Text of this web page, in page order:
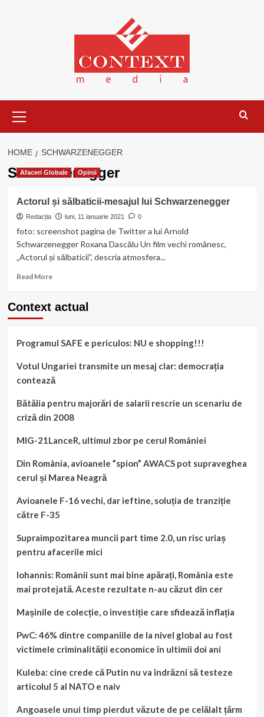
Menu
HOME SCHWARZENEGGER
Schwarzenegger
Afaceri Globale Opinii
Actorul și sălbaticii-mesajul lui Schwarzenegger
Redacția luni, 11 ianuarie 2021 0
foto: screenshot pagina de Twitter a lui Arnold
Schwarzenegger Roxana Dascălu Un film vechi românesc,
„Actorul și sălbaticii”, descria atmosfera...
Read MoreRead
Actorul
mesajul
Schwarzenegger
Context actual
Programul SAFE e periculos: NU e shopping!!!
Votul Ungariei transmite un mesaj clar: democrația
contează
Bătălia pentru majorări de salarii rescrie un scenariu de
criză din 2008
MIG-21LanceR, ultimul zbor pe cerul României
Din România, avioanele ”spion” AWACS pot supraveghea
cerul și Marea Neagră
Avioanele F-16 vechi, dar ieftine, soluția de tranziție
către F-35
Supraimpozitarea muncii part time 2.0, un risc uriaș
pentru afacerile mici
Iohannis: Românii sunt mai bine apărați, România este
mai protejată. Aceste rezultate n-au căzut din cer
Mașinile de colecție, o investiție care sfidează inflația
PwC: 46% dintre companiile de la nivel global au fost
victimele criminalității economice în ultimii doi ani
Kuleba: cine crede că Putin nu va îndrăzni să testeze
articolul 5 al NATO e naiv
Angoasele unui timp pierdut văzute de pe celălalt țărm